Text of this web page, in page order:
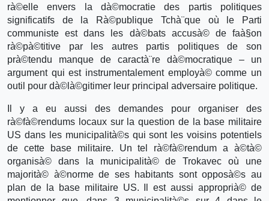
rà©elle envers la dà©mocratie des partis politiques
significatifs de la Rà©publique Tchà¨que où le Parti
communiste est dans les dà©bats accusà© de faà§on
rà©pà©titive par les autres partis politiques de son
prà©tendu manque de caractà¨re dà©mocratique – un
argument qui est instrumentalement employà© comme un
outil pour dà©là©gitimer leur principal adversaire politique.
Il y a eu aussi des demandes pour organiser des
rà©fà©rendums locaux sur la question de la base militaire
US dans les municipalità©s qui sont les voisins potentiels
de cette base militaire. Un tel rà©fà©rendum a à©tà©
organisà© dans la municipalità© de Trokavec où une
majorità© à©norme de ses habitants sont opposà©s au
plan de la base militaire US. Il est aussi approprià© de